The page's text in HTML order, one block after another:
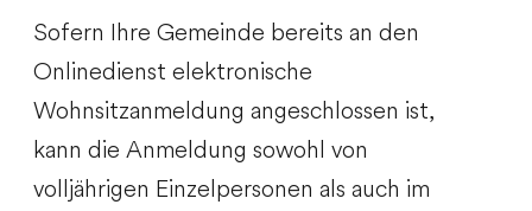
Sofern Ihre Gemeinde bereits an den
Onlinedienst elektronische
Wohnsitzanmeldung angeschlossen ist,
kann die Anmeldung sowohl von
volljährigen Einzelpersonen als auch im